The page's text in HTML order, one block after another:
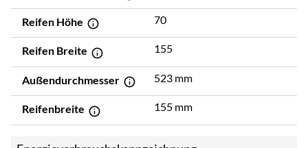
Reifen Höhe 70
Reifen Breite 155
Außendurchmesser 523 mm
Reifenbreite 155 mm